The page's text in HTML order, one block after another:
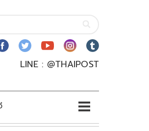
LINE : @THAIPOST